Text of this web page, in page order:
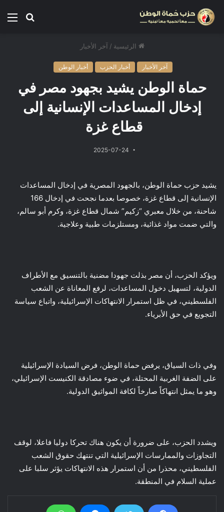
الرئيسية / آخر الأخبار
آخر الأخبار أخبار الحزب أخبار الوطن
حماة الوطن يشيد بجهود مصر في
إدخال المساعدات الإنسانية إلى
قطاع غزة
2025-07-24
يشيد حزب حماة الوطن، بالجهود المصرية في إدخال المساعدات
الإنسانية إلى قطاع غزة، خصوصا بعدما نجحت في إدخال 166
شاحنة، من خلال معبري “زكيم” شمال قطاع غزة، وكرم أبو سالم،
والتي ضمت مواد غذائية، ومستلزمات طبية وعلاجية.
ويؤكد الحزب، أن مصر بذلت جهودا مضنية بالتنسيق مع الأطراف
الدولية، لتسهيل دخول المساعدات، لرفع المعاناة عن الشعب
الفلسطيني، في ظل استمرار الانتهاكات الإسرائيلية، واتباع سياسة
التجويع في حق الأبرياء.
وفي ذات السياق، يرفض حماة الوطن، فرض السيادة الإسرائيلية
على الضفة الغربية المحتلة، في ضوء مصادقة الكنيست الإسرائيلي،
وهو ما يمثل انتهاكاً صارخاً لكافة المواثيق الدولية.
ويشدد الحزب، على ضرورة أن يكون هناك تحركا دوليا فاعلا، لوقف
التجاوزات والممارسات الإسرائيلية التي تنتهك حقوق الشعب
الفلسطيني، محذرا من أن استمرار هذه الانتهاكات يؤثر سلبا على
عملية السلام في المنطقة.